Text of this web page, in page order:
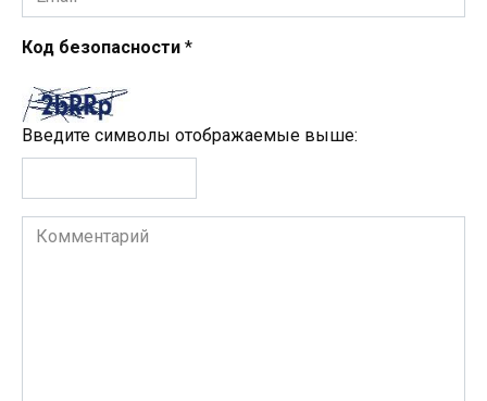
*
Код безопасности *
Введите символы отображаемые выше:
Комментарий